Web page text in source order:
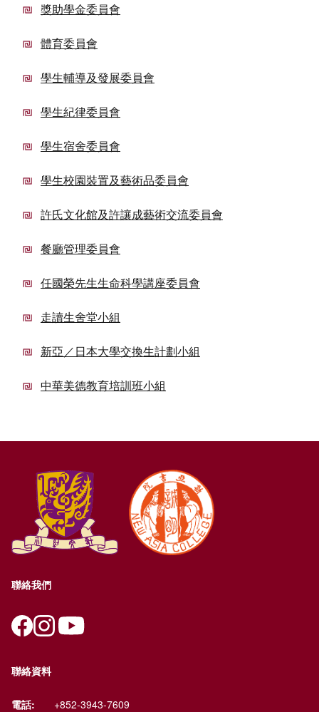
獎助學金委員會
體育委員會
學生輔導及發展委員會
學生紀律委員會
學生宿舍委員會
學生校園裝置及藝術品委員會
許氏文化館及許讓成藝術交流委員會
餐廳管理委員會
任國榮先生生命科學講座委員會
走讀生舍堂小組
新亞／日本大學交換生計劃小組
中華美德教育培訓班小組
聯絡我們
聯絡資料
電話: +852-3943-7609